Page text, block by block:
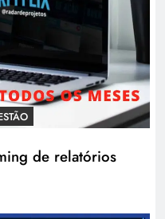
de relatórios